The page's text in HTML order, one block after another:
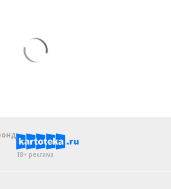
18+ реклама